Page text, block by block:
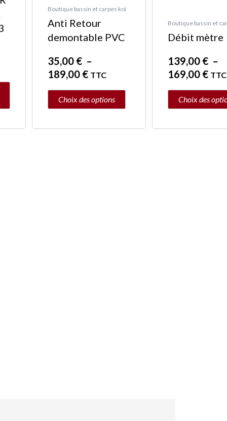
Boutique bassin et carpes koï
Anti Retour
demontable PVC
35,00 € –
189,00 € TTC
Choix des options
page
du
produit
Boutique bassin et
Débit mètre
139,00 € –
169,00 € TTC
Choix des
page
du
produit